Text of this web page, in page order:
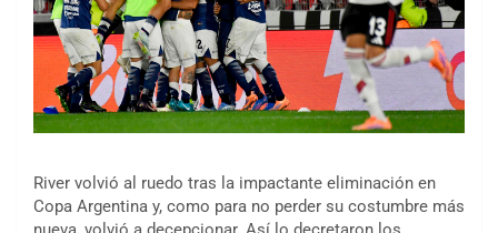
River volvió al ruedo tras la impactante eliminación en
Copa Argentina y, como para no perder su costumbre más